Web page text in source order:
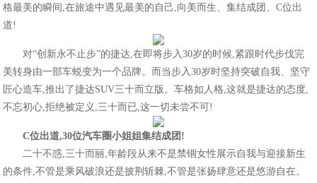
格最美的瞬间,在旅途中遇见最美的自己,向美而生、集结成团、C位出
道!
对“创新永不止步”的捷达,在即将步入30岁的时候,紧跟时代步伐完
美转身由一部车蜕变为一个品牌。而当步入30岁时坚持突破自我、坚守
匠心造车,推出了捷达SUV三十而立版。车格如人格,这就是捷达的态度,
不忘初心,拒绝被定义,三十而已,这一切未尝不可!
C位出道,30位汽车圈小姐姐集结成团 !
二十不惑,三十而丽,年龄段从来不是禁锢女性展示自我与迎接新生
的条件,不管是乘风破浪还是披荆斩棘,不管是张扬肆意还是悠游自在。